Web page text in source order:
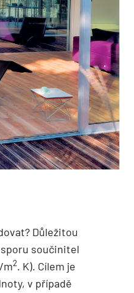
Důležitou
součinitel
m2. K). Cílem je
v případě